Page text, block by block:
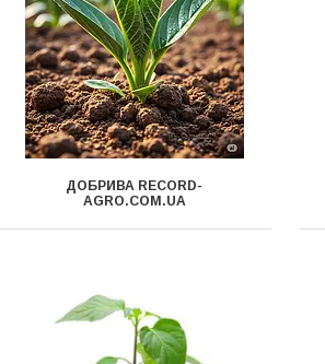
ДОБРИВА RECORD-
AGRO.COM.UA